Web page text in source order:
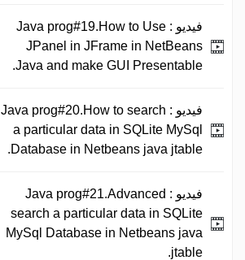
فيديو : Java prog#19.How to Use
JPanel in JFrame in NetBeans
Java and make GUI Presentable.
فيديو : Java prog#20.How to search
a particular data in SQLite MySql
Database in Netbeans java jtable.
فيديو : Java prog#21.Advanced
search a particular data in SQLite
MySql Database in Netbeans java
jtable.